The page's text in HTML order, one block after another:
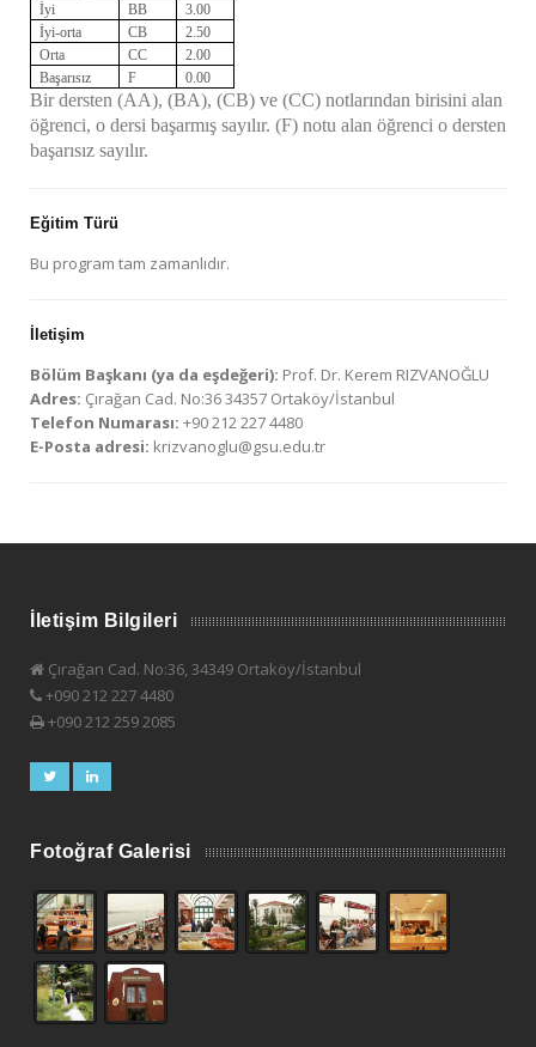
İyi
BB
3.00
İyi-orta
CB
2.50
Orta
CC
2.00
Başarısız
F 0.00
Bir dersten (AA), (BA), (CB) ve (CC) notlarından birisini alan
öğrenci, o dersi başarmış sayılır. (F) notu alan öğrenci o dersten
başarısız sayılır.
Eğitim Türü
Bu program tam zamanlıdır.
İletişim
Bölüm Başkanı (ya da eşdeğeri): Prof. Dr. Kerem RIZVANOĞLU
Adres: Çırağan Cad. No:36 34357 Ortaköy/İstanbul
Telefon Numarası: +90 212 227 4480
E-Posta adresi: krizvanoglu@gsu.edu.tr
İletişim Bilgileri
Çırağan Cad. No:36, 34349 Ortaköy/İstanbul
+090 212 227 4480
+090 212 259 2085
Fotoğraf Galerisi